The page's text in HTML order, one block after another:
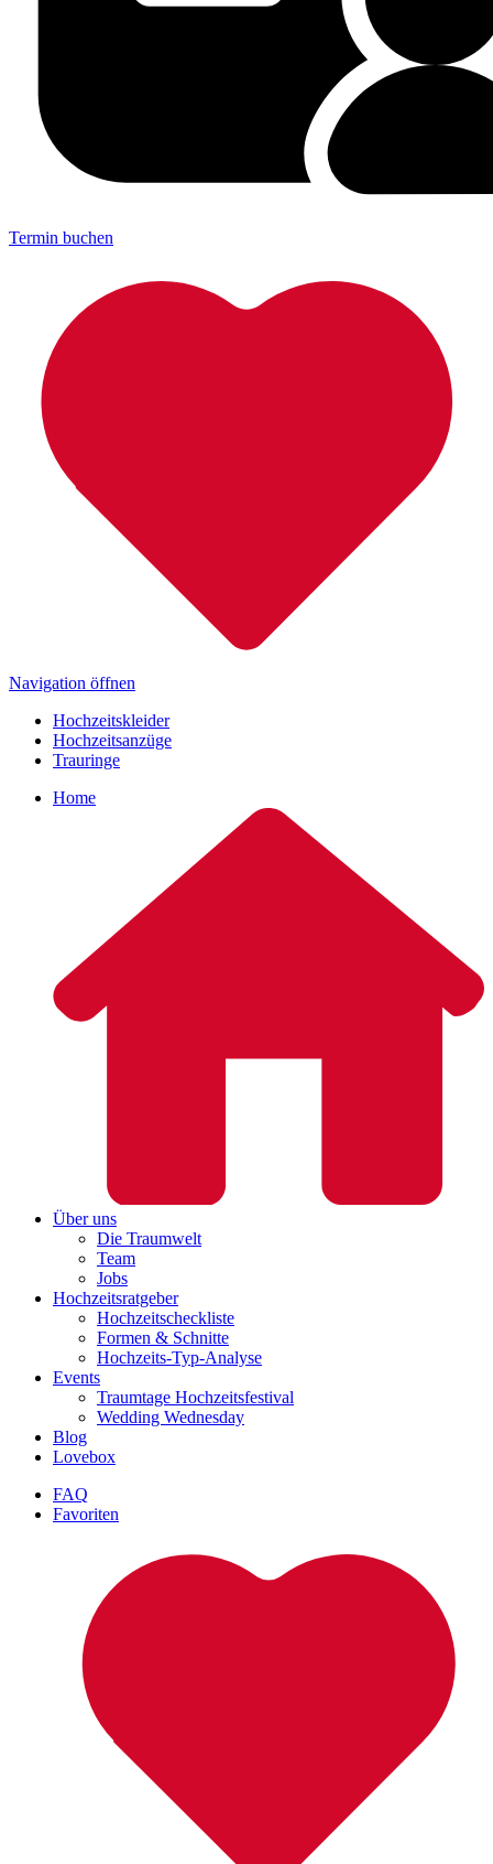
Termin buchen
Navigation öffnen
Hochzeitskleider
Hochzeitsanzüge
Trauringe
Home
Über uns
Die Traumwelt
Team
Jobs
Hochzeitsratgeber
Hochzeitscheckliste
Formen & Schnitte
Hochzeits-Typ-Analyse
Events
Traumtage Hochzeitsfestival
Wedding Wednesday
Blog
Lovebox
FAQ
Favoriten